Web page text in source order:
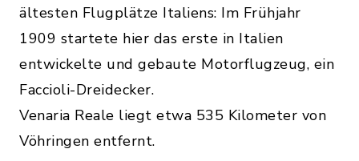
ältesten Flugplätze Italiens: Im Frühjahr
1909 startete hier das erste in Italien
entwickelte und gebaute Motorflugzeug, ein
Faccioli-Dreidecker.
Venaria Reale liegt etwa 535 Kilometer von
Vöhringen entfernt.